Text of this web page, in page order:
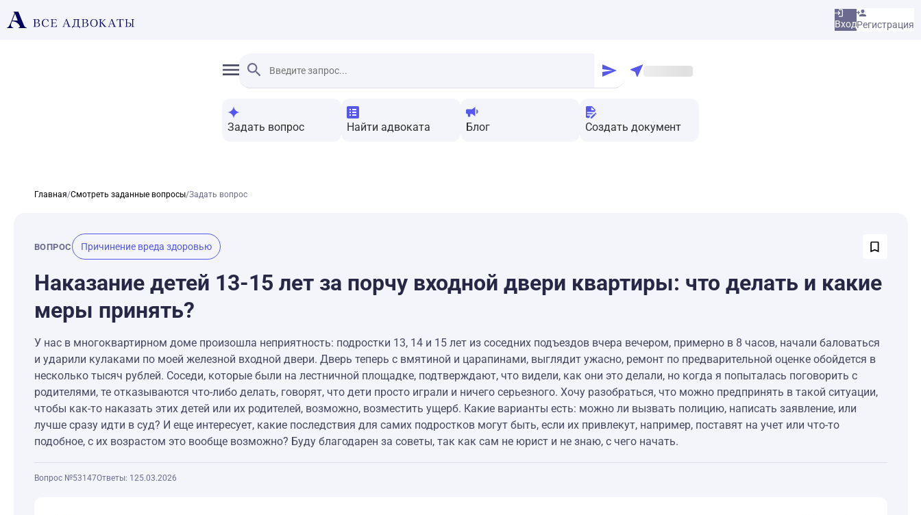
ВходРегистрация
Задать вопрос Найти адвоката Блог Создать документ
Главная/Смотреть заданные вопросы/Задать вопрос
ВОПРОС Причинение вреда здоровью
Наказание детей 13-15 лет за порчу входной двери квартиры: что делать и какие
меры принять?
У нас в многоквартирном доме произошла неприятность: подростки 13, 14 и 15 лет из соседних подъездов вчера вечером, примерно в 8 часов, начали баловаться
и ударили кулаками по моей железной входной двери. Дверь теперь с вмятиной и царапинами, выглядит ужасно, ремонт по предварительной оценке обойдется в
несколько тысяч рублей. Соседи, которые были на лестничной площадке, подтверждают, что видели, как они это делали, но когда я попыталась поговорить с
родителями, те отказываются что-либо делать, говорят, что дети просто играли и ничего серьезного. Хочу разобраться, что можно предпринять в такой ситуации,
чтобы как-то наказать этих детей или их родителей, возможно, возместить ущерб. Какие варианты есть: можно ли вызвать полицию, написать заявление, или
лучше сразу идти в суд? И еще интересует, какие последствия для самих подростков могут быть, если их привлекут, например, поставят на учет или что-то
подобное, с их возрастом это вообще возможно? Буду благодарен за советы, так как сам не юрист и не знаю, с чего начать.
Вопрос №53147Ответы: 1 25.03.2026